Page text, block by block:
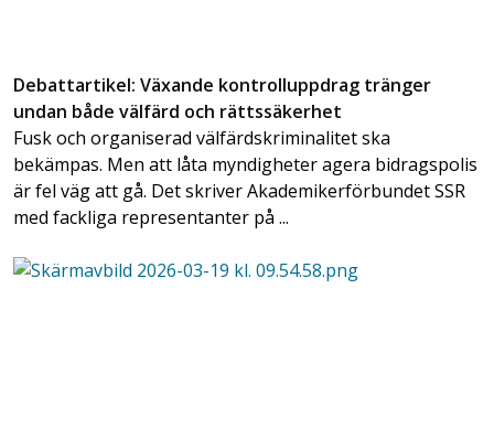
Debattartikel: Växande kontrolluppdrag tränger
undan både välfärd och rättssäkerhet
Fusk och organiserad välfärdskriminalitet ska
bekämpas. Men att låta myndigheter agera bidragspolis
är fel väg att gå. Det skriver Akademikerförbundet SSR
med fackliga representanter på ...